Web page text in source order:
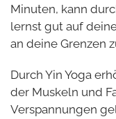
Minuten, kann
lernst gut auf
an deine Grenzen
Durch Yin Yoga
der Muskeln und
Verspannungen